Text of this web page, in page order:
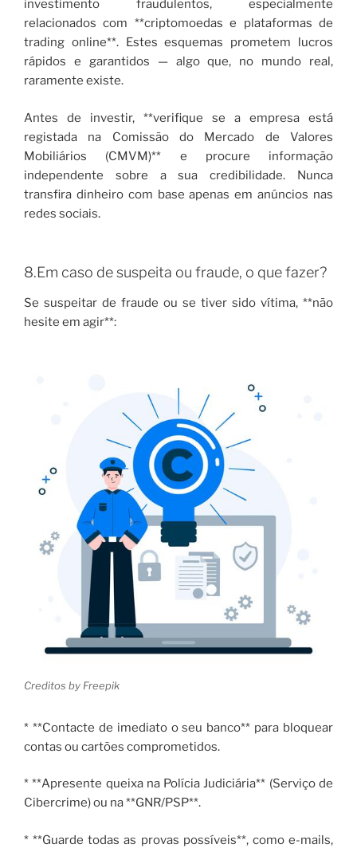
investimento fraudulentos, especialmente
relacionados com **criptomoedas e plataformas de
trading online**. Estes esquemas prometem lucros
rápidos e garantidos — algo que, no mundo real,
raramente existe.
Antes de investir, **verifique se a empresa está
registada na Comissão do Mercado de Valores
Mobiliários (CMVM)** e procure informação
independente sobre a sua credibilidade. Nunca
transfira dinheiro com base apenas em anúncios nas
redes sociais.
8.Em caso de suspeita ou fraude, o que fazer?
Se suspeitar de fraude ou se tiver sido vítima, **não
hesite em agir**:
Creditos by Freepik
* **Contacte de imediato o seu banco** para bloquear
contas ou cartões comprometidos.
* **Apresente queixa na Polícia Judiciária** (Serviço de
Cibercrime) ou na **GNR/PSP**.
* **Guarde todas as provas possíveis**, como e-mails,